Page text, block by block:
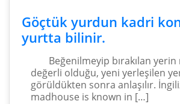
Göçtük yurdun kadri
yurtta bilinir.
Beğenilmeyip bırakılan
değerli olduğu, yeni yerleşilen
görüldükten sonra anlaşılır.
madhouse is known in […]